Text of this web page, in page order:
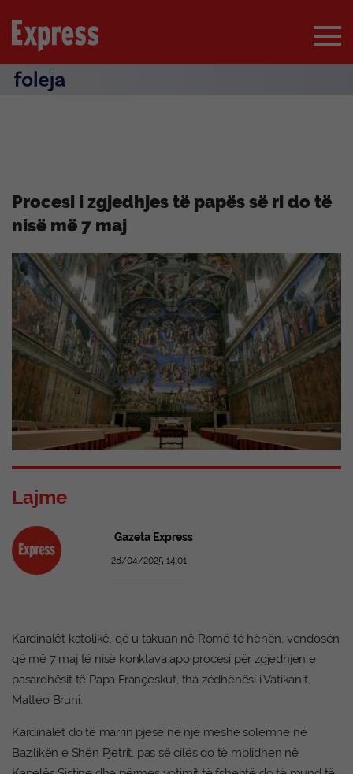
Procesi i zgjedhjes të papës së ri do të
nisë më 7 maj
Lajme
Gazeta Express
28/04/2025 14:01
Kardinalët katolikë, që u takuan në Romë të hënën, vendosën
që më 7 maj të nisë konklava apo procesi për zgjedhjen e
pasardhësit të Papa Françeskut, tha zëdhënësi i Vatikanit,
Matteo Bruni.
Kardinalët do të marrin pjesë në një meshë solemne në
Bazilikën e Shën Pjetrit, pas së cilës do të mblidhen në